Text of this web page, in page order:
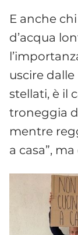
E anche
d’acqua
uscire
stellati, è il
troneggia
mentre
a casa”,